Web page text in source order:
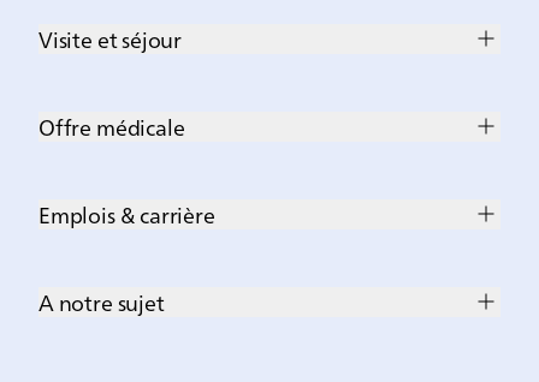
Visite et séjour
Offre médicale
Emplois & carrière
A notre sujet